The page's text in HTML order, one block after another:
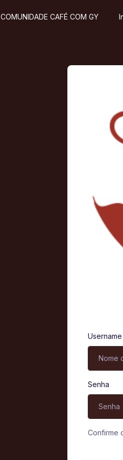
COMUNIDADE CAFÉ COM GY
Username
Senha
Confirme